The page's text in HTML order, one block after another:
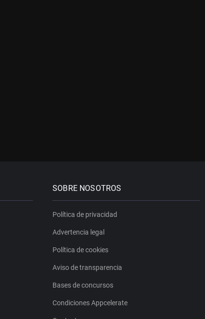
SOBRE NOSOTROS
Política de privacidad
Advertencia legal
Política de cookies
Aviso de transparencia
Bases de concursos
Condiciones Appcelerate